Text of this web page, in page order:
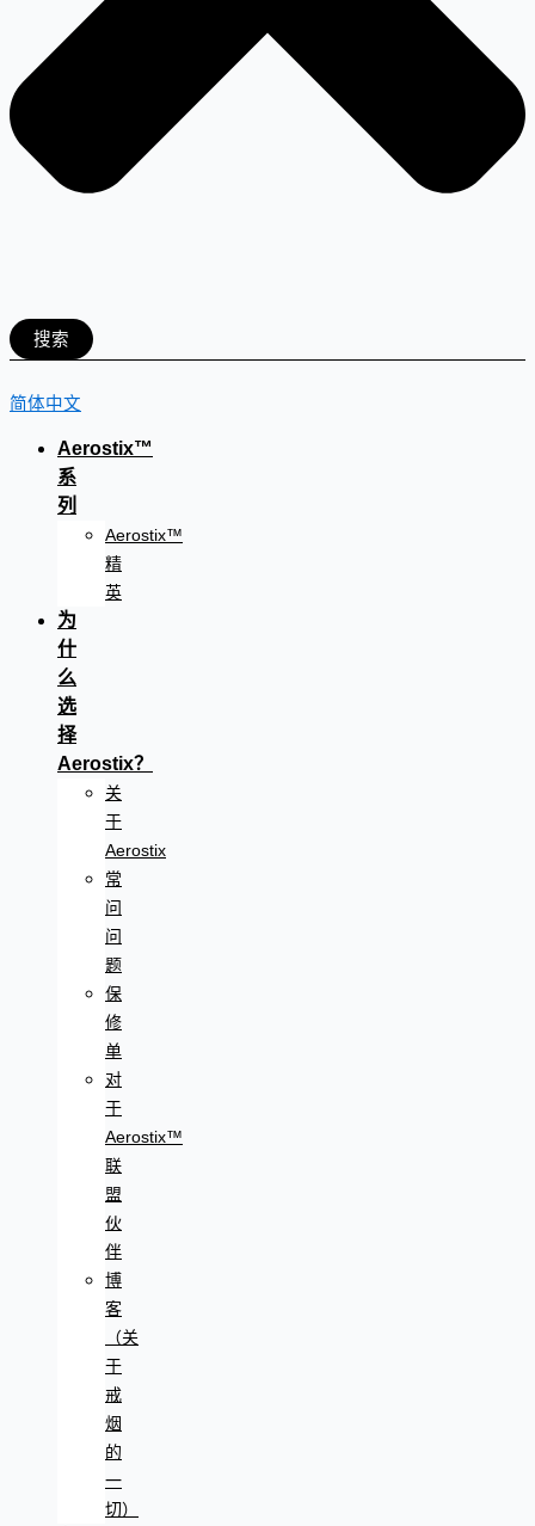
搜索
简体中文
Aerostix™
系
列
Aerostix™
精
英
为
什
么
选
择
Aerostix？
关
于
Aerostix
常
问
问
题
保
修
单
对
于
Aerostix™
联
盟
伙
伴
博
客
（关
于
戒
烟
的
一
切）